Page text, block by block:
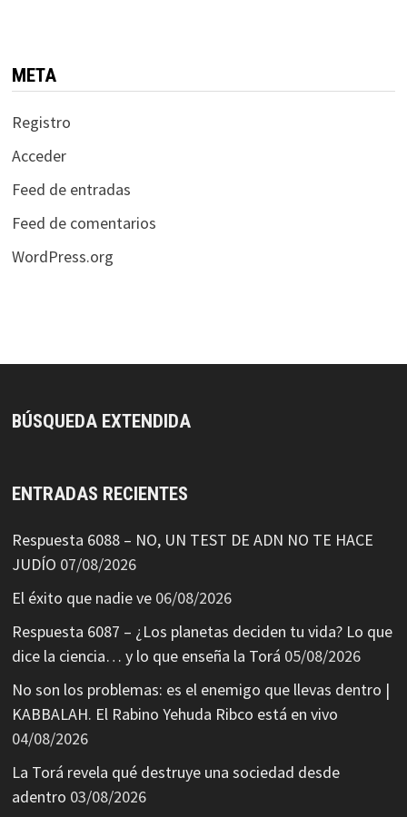
META
Registro
Acceder
Feed de entradas
Feed de comentarios
WordPress.org
BÚSQUEDA EXTENDIDA
ENTRADAS RECIENTES
Respuesta 6088 – NO, UN TEST DE ADN NO TE HACE
JUDÍO 07/08/2026
El éxito que nadie ve 06/08/2026
Respuesta 6087 – ¿Los planetas deciden tu vida? Lo que
dice la ciencia… y lo que enseña la Torá 05/08/2026
No son los problemas: es el enemigo que llevas dentro |
KABBALAH. El Rabino Yehuda Ribco está en vivo
04/08/2026
La Torá revela qué destruye una sociedad desde
adentro 03/08/2026